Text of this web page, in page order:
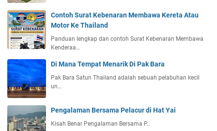
Contoh Surat Kebenaran Membawa Kereta Atau
Motor Ke Thailand
Panduan lengkap dan contoh Surat Kebenaran Membawa
Kenderaa…
Di Mana Tempat Menarik Di Pak Bara
Pak Bara Satun Thailand adalah sebuah pelabuhan kecil
un…
Pengalaman Bersama Pelacur di Hat Yai
Kisah Benar Pengalaman Bersama P…